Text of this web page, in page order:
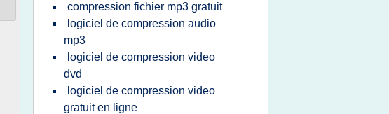
compression fichier mp3 gratuit
logiciel de compression audio
mp3
logiciel de compression video
dvd
logiciel de compression video
gratuit en ligne